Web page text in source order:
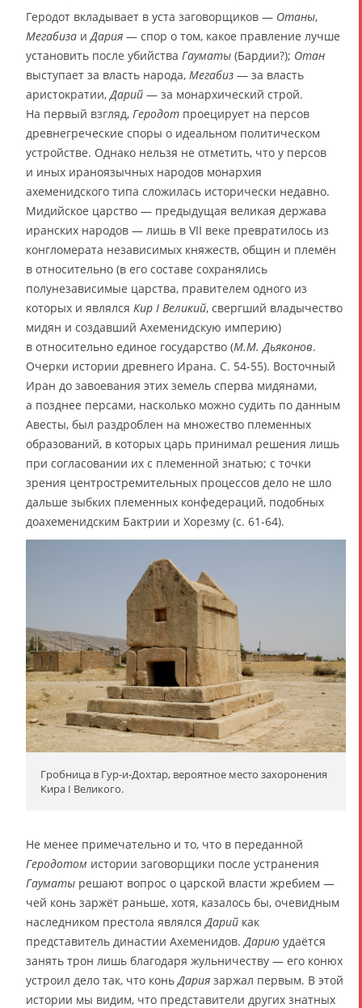
Геродот вкладывает в уста заговорщиков — Отаны,
Мегабиза и Дария — спор о том, какое правление лучше
установить после убийства Гауматы (Бардии?); Отан
выступает за власть народа, Мегабиз — за власть
аристократии, Дарий — за монархический строй.
На первый взгляд, Геродот проецирует на персов
древнегреческие споры о идеальном политическом
устройстве. Однако нельзя не отметить, что у персов
и иных ираноязычных народов монархия
ахеменидского типа сложилась исторически недавно.
Мидийское царство — предыдущая великая держава
иранских народов — лишь в VII веке превратилось из
конгломерата независимых княжеств, общин и племён
в относительно (в его составе сохранялись
полунезависимые царства, правителем одного из
которых и являлся Кир I Великий, свергший владычество
мидян и создавший Ахеменидскую империю)
в относительно единое государство (М.М. Дьяконов.
Очерки истории древнего Ирана. С. 54-55). Восточный
Иран до завоевания этих земель сперва мидянами,
а позднее персами, насколько можно судить по данным
Авесты, был раздроблен на множество племенных
образований, в которых царь принимал решения лишь
при согласовании их с племенной знатью; с точки
зрения центростремительных процессов дело не шло
дальше зыбких племенных конфедераций, подобных
доахеменидским Бактрии и Хорезму (с. 61-64).
Гробница в Гур-и-Дохтар, вероятное место захоронения
Кира I Великого.
Не менее примечательно и то, что в переданной
Геродотом истории заговорщики после устранения
Гауматы решают вопрос о царской власти жребием —
чей конь заржёт раньше, хотя, казалось бы, очевидным
наследником престола являлсяДарий как
представитель династии Ахеменидов.Дарию удаётся
занять трон лишь благодаря жульничеству — его конюх
устроил дело так, что коньДария заржал первым. В этой
истории мы видим, что представители других знатных